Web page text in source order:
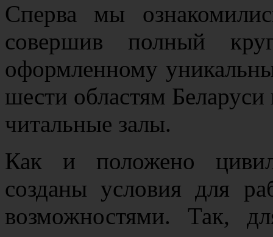
Сперва мы
совершив полный
оформленному
шести областям
читальные залы.
Как и положено
созданы условия для
возможностями. Так,